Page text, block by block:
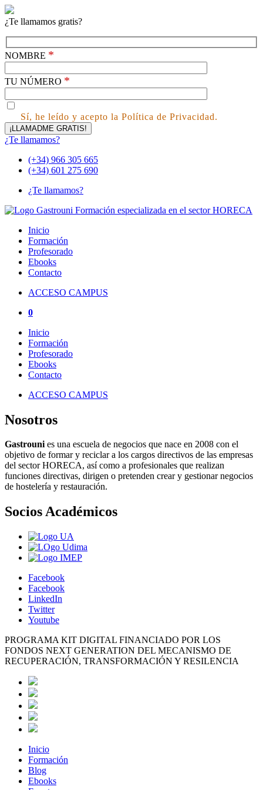
¿Te llamamos gratis?
NOMBRE *
TU NÚMERO *
Sí, he leído y acepto la Política de Privacidad.
¿Te llamamos?
(+34) 966 305 665
(+34) 601 275 690
¿Te llamamos?
Inicio
Formación
Profesorado
Ebooks
Contacto
ACCESO CAMPUS
0
Inicio
Formación
Profesorado
Ebooks
Contacto
ACCESO CAMPUS
Nosotros
Gastrounies una escuela de negocios que nace en 2008 con el
objetivo de formar y reciclar a los cargos directivos de las empresas
del sector HORECA, así como a profesionales que realizan
funciones directivas, dirigen o pretenden crear y gestionar negocios
de hostelería y restauración.
Socios Académicos
Facebook
Facebook
LinkedIn
Twitter
Youtube
PROGRAMA KIT DIGITAL FINANCIADO POR LOS
FONDOS NEXT GENERATION DEL MECANISMO DE
RECUPERACIÓN, TRANSFORMACIÓN Y RESILENCIA
Inicio
Formación
Blog
Ebooks